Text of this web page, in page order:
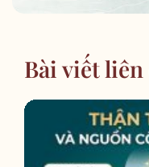
Bài viết liên